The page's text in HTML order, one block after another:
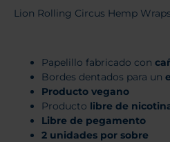
Lion Rolling Circus Hemp
Papelillo fabricado con
Bordes dentados para un
Producto vegano
Producto libre de
Libre de pegamento
2 unidades por sobre